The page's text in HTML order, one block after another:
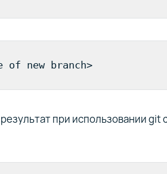
of new branch>
при использовании git